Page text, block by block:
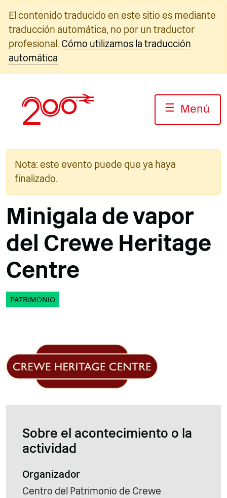
contenido
El contenido traducido en este sitio es mediante
traducción automática, no por un traductor
profesional. Cómo utilizamos la traducción
automática
☰ Menú
Nota: este evento puede que ya haya
finalizado.
Minigala de vapor
del Crewe Heritage
Centre
PATRIMONIO
Sobre el acontecimiento o la
actividad
Organizador
Centro del Patrimonio de Crewe